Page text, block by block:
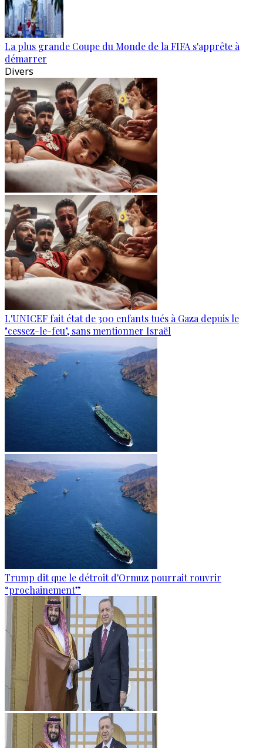
La plus grande Coupe du Monde de la FIFA s'apprête à
démarrer
Divers
L'UNICEF fait état de 300 enfants tués à Gaza depuis le
"cessez-le-feu", sans mentionner Israël
Trump dit que le détroit d'Ormuz pourrait rouvrir
“prochainement”